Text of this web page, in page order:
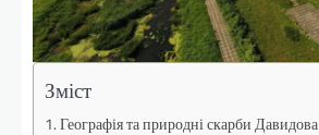
Зміст
Географія та природні скарби Давидова